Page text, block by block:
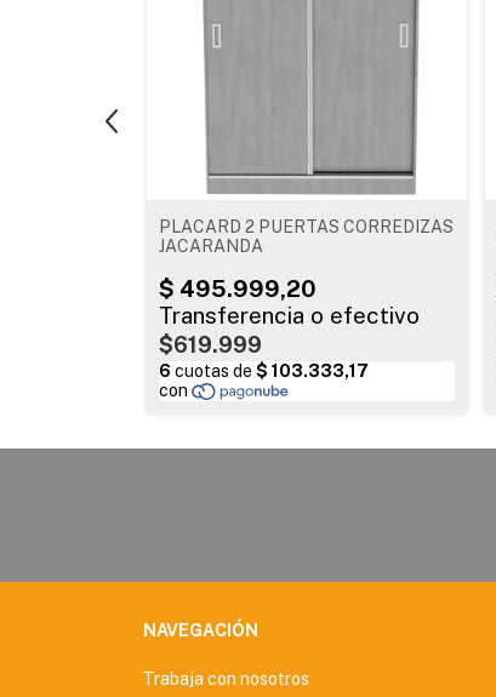
PLACARD 2 PUERTAS CORREDIZAS
JACARANDA
$619.999
NAVEGACIÓN
Trabaja con nosotros